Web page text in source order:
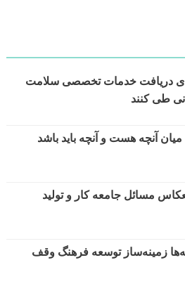
دریافت خدمات تخصصی سلامت
طی کنند
میان آنچه هست و آنچه باید باشد
مسائل جامعه کار و تولید
زمینه‌ساز توسعه فرهنگ وقف